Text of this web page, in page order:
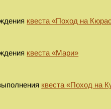
квеста «Поход на
квеста «Мари»
квеста «Поход на